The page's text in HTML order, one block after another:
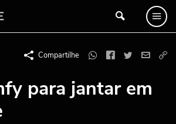
Compartilhe
para jantar em